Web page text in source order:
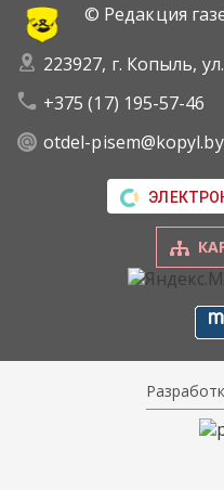
© Редакция
223927, г. Копыль,
+375 (17) 195-57-46
otdel-pisem@kopyl.by